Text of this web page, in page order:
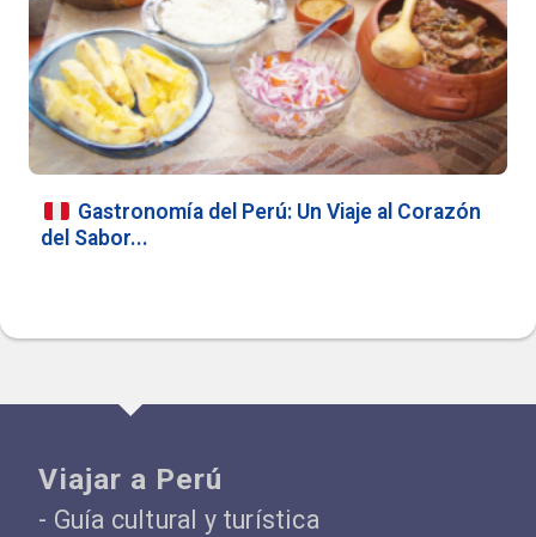
Gastronomía del Perú: Un Viaje al Corazón
del Sabor...
Viajar a Perú
- Guía cultural y turística